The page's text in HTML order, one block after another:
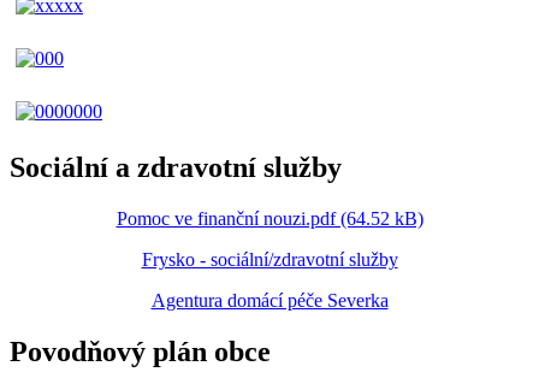
Sociální a zdravotní služby
Pomoc ve finanční nouzi.pdf (64.52 kB)
Frysko - sociální/zdravotní služby
Agentura domácí péče Severka
Povodňový plán obce